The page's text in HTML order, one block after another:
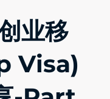
业移
Visa)